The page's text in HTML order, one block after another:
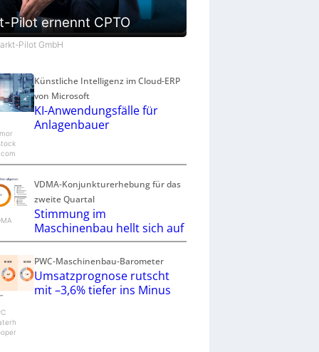
Pilot ernennt CPTO
Pilot GmbH
Künstliche Intelligenz im Cloud-ERP
von Microsoft
KI-Anwendungsfälle für
Anlagenbauer
VDMA-Konjunkturerhebung für das
zweite Quartal
Stimmung im
Maschinenbau hellt sich auf
PWC-Maschinenbau-Barometer
Umsatzprognose rutscht
mit –3,6% tiefer ins Minus